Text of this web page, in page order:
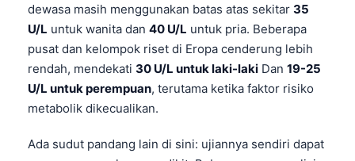
dewasa masih menggunakan batas atas sekitar 35
U/L untuk wanita dan 40 U/L untuk pria. Beberapa
pusat dan kelompok riset di Eropa cenderung lebih
rendah, mendekati 30 U/L untuk laki-laki Dan 19-25
U/L untuk perempuan, terutama ketika faktor risiko
metabolik dikecualikan.
Ada sudut pandang lain di sini: ujiannya sendiri dapat